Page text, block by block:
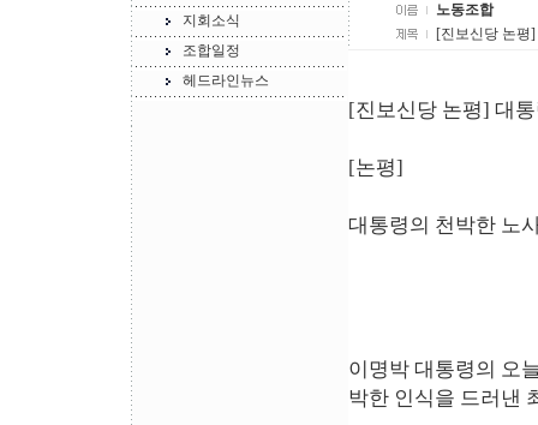
지회소식
조합일정
헤드라인뉴스
노동조합
[진보신당 논평
[진보신당 논평] 대
[논평]
대통령의 천박한 노
이명박 대통령의 오
박한 인식을 드러낸